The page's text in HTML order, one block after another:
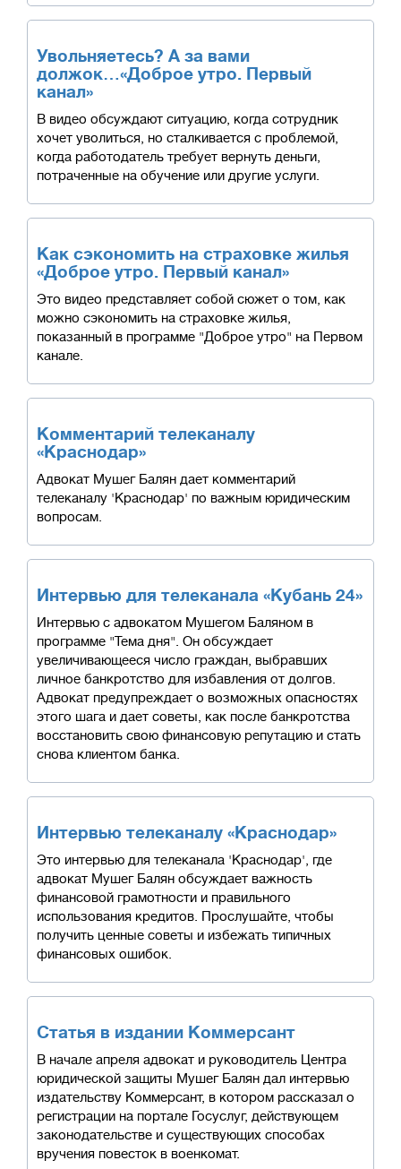
Увольняетесь? А за вами
должок…«Доброе утро. Первый
канал»
В видео обсуждают ситуацию, когда сотрудник
хочет уволиться, но сталкивается с проблемой,
когда работодатель требует вернуть деньги,
потраченные на обучение или другие услуги.
Как сэкономить на страховке жилья
«Доброе утро. Первый канал»
Это видео представляет собой сюжет о том, как
можно сэкономить на страховке жилья,
показанный в программе "Доброе утро" на Первом
канале.
Комментарий телеканалу
«Краснодар»
Адвокат Мушег Балян дает комментарий
телеканалу 'Краснодар' по важным юридическим
вопросам.
Интервью для телеканала «Кубань 24»
Интервью с адвокатом Мушегом Баляном в
программе "Тема дня". Он обсуждает
увеличивающееся число граждан, выбравших
личное банкротство для избавления от долгов.
Адвокат предупреждает о возможных опасностях
этого шага и дает советы, как после банкротства
восстановить свою финансовую репутацию и стать
снова клиентом банка.
Интервью телеканалу «Краснодар»
Это интервью для телеканала 'Краснодар', где
адвокат Мушег Балян обсуждает важность
финансовой грамотности и правильного
использования кредитов. Прослушайте, чтобы
получить ценные советы и избежать типичных
финансовых ошибок.
Статья в издании Коммерсант
В начале апреля адвокат и руководитель Центра
юридической защиты Мушег Балян дал интервью
издательству Коммерсант, в котором рассказал о
регистрации на портале Госуслуг, действующем
законодательстве и существующих способах
вручения повесток в военкомат.